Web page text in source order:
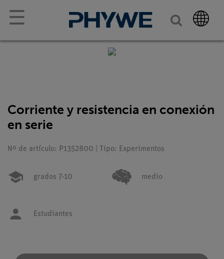
☰
Corriente y resistencia en conexión
en serie
Nº de artículo: P1352800 | Tipo: Experimentos
grados 7-10 medio
Estudiantes